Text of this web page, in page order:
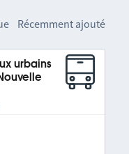
Récemment ajouté
urbains